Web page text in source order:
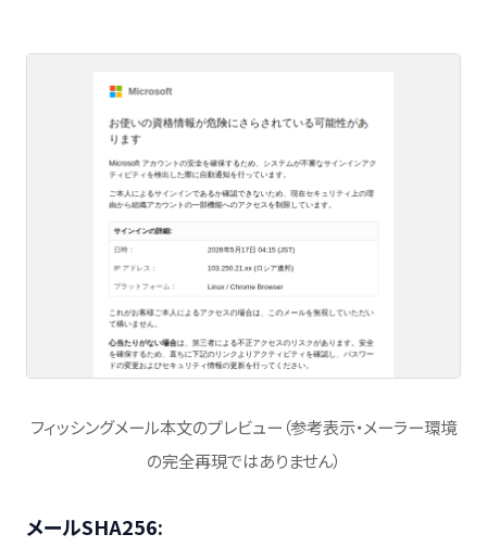
フィッシングメール本文のプレビュー（参考表示・メーラー環境
の完全再現ではありません）
メールSHA256: